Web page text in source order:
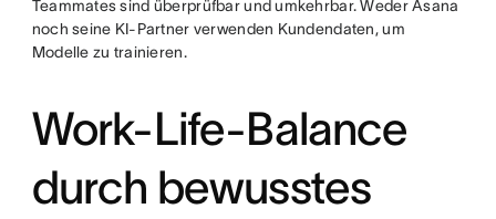
Teammates sind überprüfbar und umkehrbar. Weder Asana
noch seine KI-Partner verwenden Kundendaten, um
Modelle zu trainieren.
Work-Life-Balance
durch bewusstes